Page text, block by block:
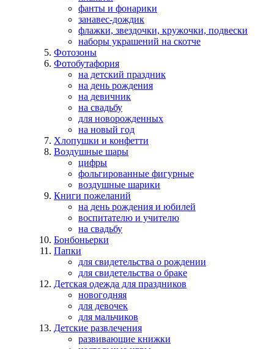
фанты и фонарики
занавес-дождик
флажки, звездочки, кружочки, подвески
наборы украшений на скотче
Фотозоны
Фотобутафория
на детский праздник
на день рождения
на девичник
на свадьбу
для новорожденных
на новый год
Хлопушки и конфетти
Воздушные шары
цифры
фольгированные фигурные
воздушные шарики
Книги пожеланий
на день рождения и юбилей
воспитателю и учителю
на свадьбу
Бонбоньерки
Папки
для свидетельства о рождении
для свидетельства о браке
Детская одежда для праздников
новогодняя
для девочек
для мальчиков
Детские развлечения
развивающие книжки